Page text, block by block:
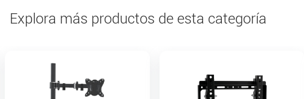
Explora más productos de esta categoría